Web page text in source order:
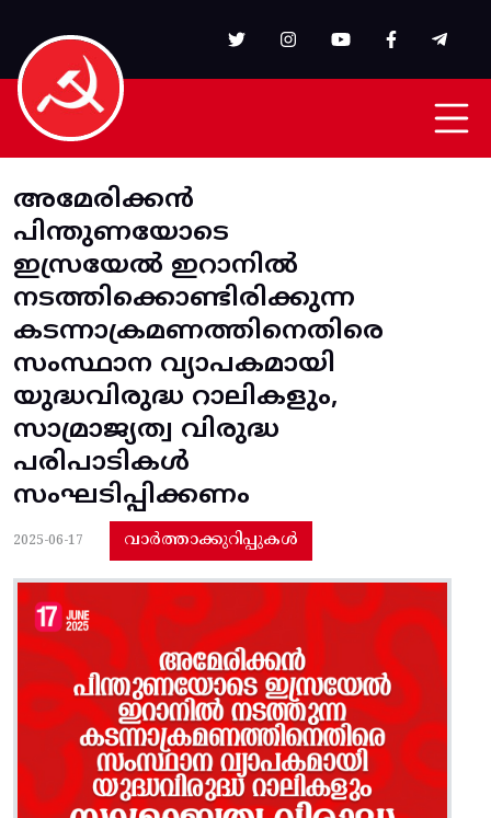
അമേരിക്കന്‍
പിന്തുണയോടെ
ഇസ്രയേല്‍ ഇറാനില്‍
നടത്തിക്കൊണ്ടിരിക്കുന്ന
കടന്നാക്രമണത്തിനെതിരെ
സംസ്ഥാന വ്യാപകമായി
യുദ്ധവിരുദ്ധ റാലികളും,
സാമ്രാജ്യത്വ വിരുദ്ധ
പരിപാടികള്‍
സംഘടിപ്പിക്കണം
2025-06-17 വാർത്താക്കുറിപ്പുകൾ